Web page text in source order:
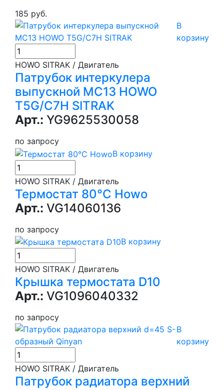
185 руб.
В
корзину
HOWO SITRAK / Двигатель
Патрубок интеркулера
выпускной MC13 HOWO
T5G/C7H SITRAK
Арт.: YG9625530058
по запросу
В корзину
HOWO SITRAK / Двигатель
Термостат 80°С Howo
Арт.: VG14060136
по запросу
В корзину
HOWO SITRAK / Двигатель
Крышка термостата D10
Арт.: VG1096040332
по запросу
В
корзину
HOWO SITRAK / Двигатель
Патрубок радиатора верхний